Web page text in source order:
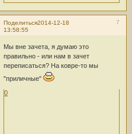
Поделиться 7
2014-12-18
13:58:55
Мы вне зачета, я думаю это
правильно - или нам в зачет
переписаться? На ковре-то мы
"приличные"
0